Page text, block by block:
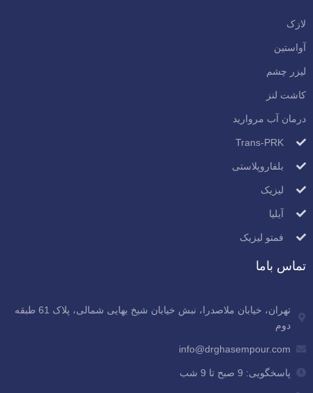
لازک
آواستین
لیزر چشم
کاشت لنز
درمان آب مروارید
Trans-PRK
بلفاروپلاستی
لیزیک
آیلیا
فمتو لیزیک
تماس باما
تهران، خیابان ملاصدرا، نبش خیابان شیخ بهایی شمالی، پلاک 61 طبقه
دوم
info@drghasempour.com
پاسخگویی: 9 صبح تا 9 شب